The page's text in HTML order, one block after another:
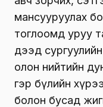
мансууруулах
тоглоомд уруу
дээд сургуулийн
олон нийтийн
гэр бүлийн
болон бусад